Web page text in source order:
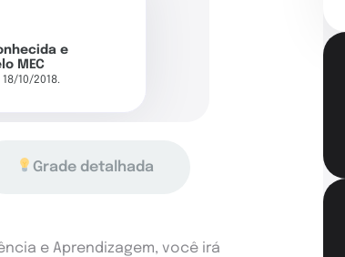
e
MEC
10/2018.
Grade detalhada
e Aprendizagem, você irá